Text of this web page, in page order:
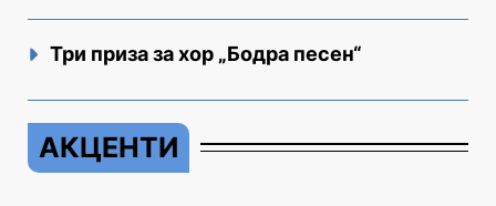
Три приза за хор „Бодра песен“
АКЦЕНТИ